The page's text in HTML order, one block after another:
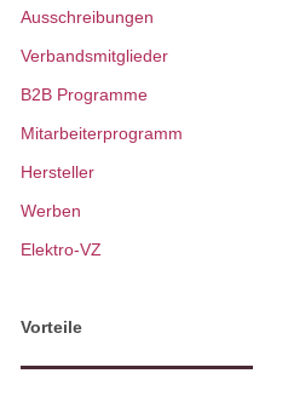
Ausschreibungen
Verbandsmitglieder
B2B Programme
Mitarbeiterprogramm
Hersteller
Werben
Elektro-VZ
Vorteile